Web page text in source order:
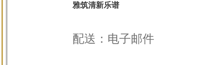
雅筑清新乐谱
配送：电子邮件